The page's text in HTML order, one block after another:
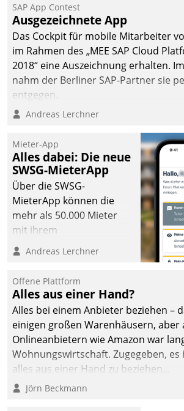
SAP App Contest
Ausgezeichnete App
Das Cockpit für mobile Mitarbeiter
im Rahmen des „MEE SAP Cloud
2018“ eine Auszeichnung erhalten.
nahm der Berliner SAP-Partner sie
entgegen.
Andreas Lerchner
Mieter-App
Alles dabei: Die neue
SWSG-MieterApp
Über die SWSG-
MieterApp können die
mehr als 50.000 Mieter
mit ihrem
Wohnungsunternehmen
kommunizieren, auf dem
einsehen und ändern
oder
Schadensmeldungen
abgeben – rund um die
Uhr.
Andreas Lerchner
Offene Plattform
Alles aus einer Hand?
Alles bei einem Anbieter beziehen –
einigen großen Warenhäusern, aber
Onlineanbietern wie Amazon war
Wohnungswirtschaft. Zugegeben,
alles aus einer Hand zu beziehen...
Jörn Beckmann